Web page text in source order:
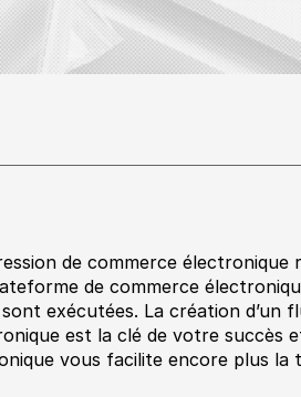
de commerce
de commerce
exécutées. La création d’un
est la clé de votre succès
vous facilite encore plus la